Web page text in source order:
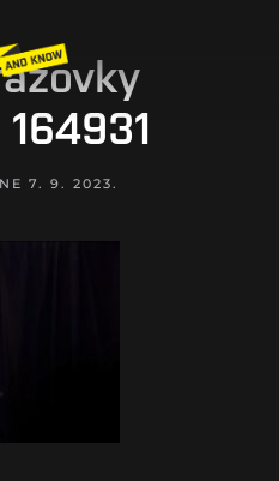
7. 9. 2023.